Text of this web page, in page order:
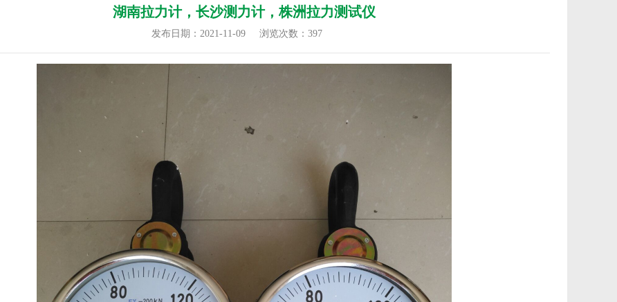
湖南拉力计，长沙测力计，株洲拉力测试仪
发布日期：2021-11-09 浏览次数： 397